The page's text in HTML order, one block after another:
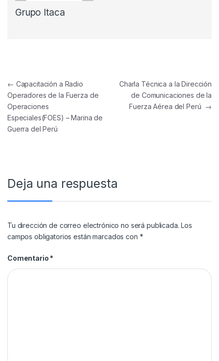
Grupo Itaca
Navegación de entradas
← Capacitación a Radio
Operadores de la Fuerza de
Operaciones
Especiales(FOES) – Marina de
Guerra del Perú
Charla Técnica a la Dirección
de Comunicaciones de la
Fuerza Aérea del Perú →
Deja una respuesta
Tu dirección de correo electrónico no será publicada. Los
campos obligatorios están marcados con *
Comentario *